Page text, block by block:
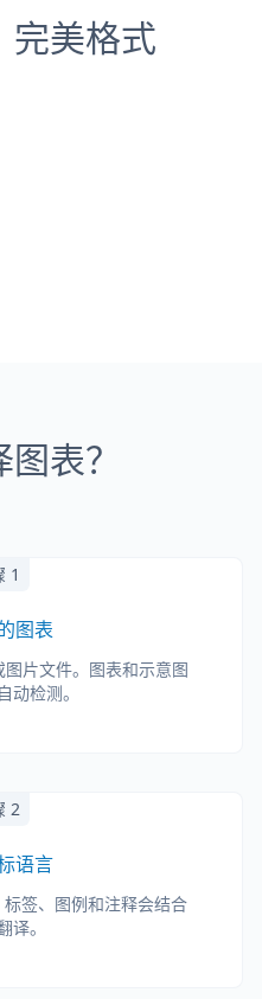
完美格式
表？
1
图表
图片文件。图表和示意图
动检测。
2
语言
签、图例和注释会结合
译。